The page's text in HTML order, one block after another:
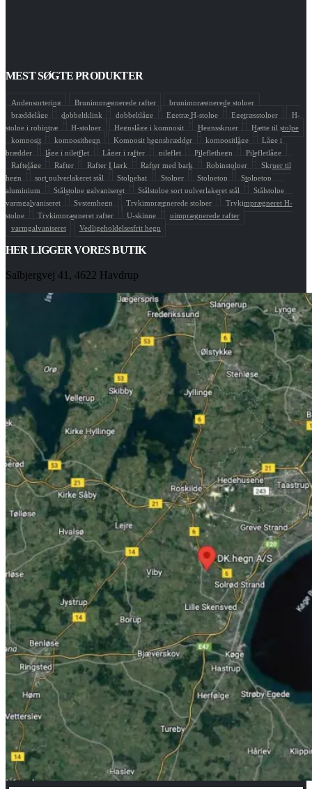
MEST SØGTE PRODUKTER
Andensortering Brunimprægnerede rafter
brunimprægnerede stolper
bræddelåge
dobbeltklink dobbeltlåge Egetræ H-stolpe Egetræsstolper
H-
stolpe i robintræ
H-stolper Hegnslåge i komposit Hegnsskruer
Hætte til stolpe
komposit
komposithegn Komposit hegnsbrædder kompositlåge
Låge i
brædder
låge i piletflet Låger i rafter pileflet Pileflethegn
Pilefletlåge
Raftelåge
Rafter Rafter I lærk Rafter med bark Robinstolper
Skruer til
hegn
sort pulverlakeret stål Stolpehat Stolper Stolpetop
Stolpetop
aluminium
Stålstolpe galvaniseret Stålstolpe sort pulverlakeret stål
Stålstolpe
varmgalvaniseret
Systemhegn Trykimprægnerede stolper
Trykimprægneret H-
stolpe
Trykimprægneret rafter U-skinne
uimprægnerede rafter
varmgalvaniseret
Vedligeholdelsesfrit hegn
HER LIGGER VORES BUTIK
Salbjergvej 41, 4622 Havdrup